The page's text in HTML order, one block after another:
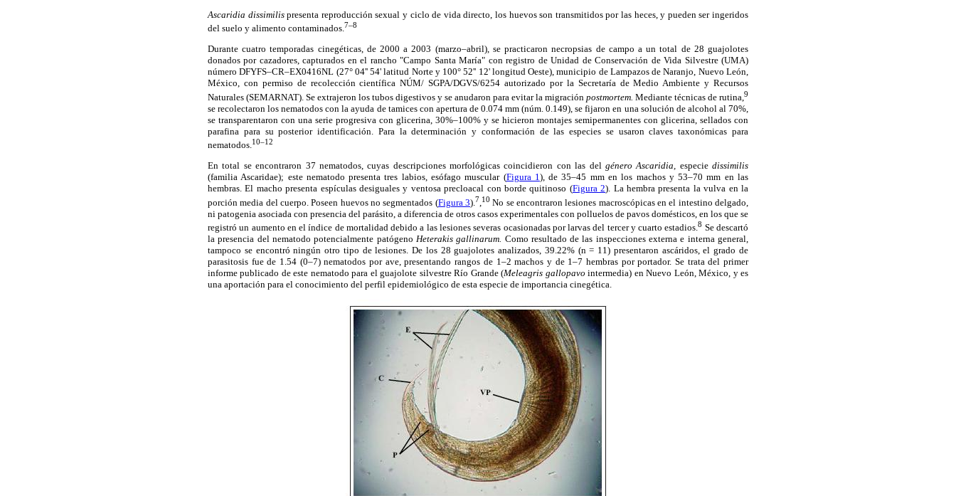
Ascaridia dissimilispresenta reproducción sexual y ciclo de vida directo, los huevos son transmitidos por las heces, y pueden ser ingeridos
del suelo y alimento contaminados.7–8
Durante cuatro temporadas cinegéticas, de 2000 a 2003 (marzo–abril), se practicaron necropsias de campo a un total de 28 guajolotes
donados por cazadores, capturados en el rancho "Campo Santa María" con registro de Unidad de Conservación de Vida Silvestre (UMA)
número DFYFS–CR–EX0416NL (27° 04'' 54' latitud Norte y 100° 52'' 12' longitud Oeste), municipio de Lampazos de Naranjo, Nuevo León,
México, con permiso de recolección científica NÚM/ SGPA/DGVS/6254 autorizado por la Secretaría de Medio Ambiente y Recursos
Naturales (SEMARNAT). Se extrajeron los tubos digestivos y se anudaron para evitar la migración postmortem. Mediante técnicas de rutina, 9
se recolectaron los nematodos con la ayuda de tamices con apertura de 0.074 mm (núm. 0.149), se fijaron en una solución de alcohol al 70%,
se transparentaron con una serie progresiva con glicerina, 30%–100% y se hicieron montajes semipermanentes con glicerina, sellados con
parafina para su posterior identificación. Para la determinación y conformación de las especies se usaron claves taxonómicas para
nematodos.10–12
En total se encontraron 37 nematodos, cuyas descripciones morfológicas coincidieron con las del género Ascaridia, especie dissimilis
(familia Ascaridae); este nematodo presenta tres labios, esófago muscular (Figura 1), de 35–45 mm en los machos y 53–70 mm en las
hembras. El macho presenta espículas desiguales y ventosa precloacal con borde quitinoso (Figura 2). La hembra presenta la vulva en la
porción media del cuerpo. Poseen huevos no segmentados (Figura 3). 7 10No se encontraron lesiones macroscópicas en el intestino delgado,
ni patogenia asociada con presencia del parásito, a diferencia de otros casos experimentales con polluelos de pavos domésticos, en los que se
registró un aumento en el índice de mortalidad debido a las lesiones severas ocasionadas por larvas del tercer y cuarto estadios.8 Se descartó
la presencia del nematodo potencialmente patógeno Heterakis gallinarum. Como resultado de las inspecciones externa e interna general,
tampoco se encontró ningún otro tipo de lesiones. De los 28 guajolotes analizados, 39.22% (n = 11) presentaron ascáridos, el grado de
parasitosis fue de 1.54 (0–7) nematodos por ave, presentando rangos de 1–2 machos y de 1–7 hembras por portador. Se trata del primer
informe publicado de este nematodo para el guajolote silvestre Río Grande (Meleagris gallopavointermedia) en Nuevo León, México, y es
una aportación para el conocimiento del perfil epidemiológico de esta especie de importancia cinegética.